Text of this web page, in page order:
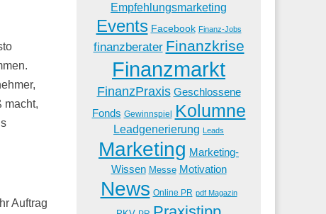
macht,
Auftrag
Empfehlungsmarketing
Events Facebook Finanz-Jobs
finanzberater Finanzkrise
Finanzmarkt
FinanzPraxis Geschlossene
Fonds Gewinnspiel Kolumne
Leadgenerierung Leads
Marketing Marketing-
Wissen Messe Motivation
News Online PR pdf Magazin